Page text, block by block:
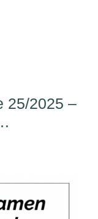
25/2025 –